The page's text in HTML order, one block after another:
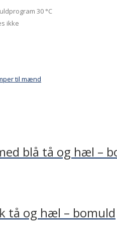
30 °C
ikke
til mænd
blå tå og hæl –
tå og hæl – bomuld